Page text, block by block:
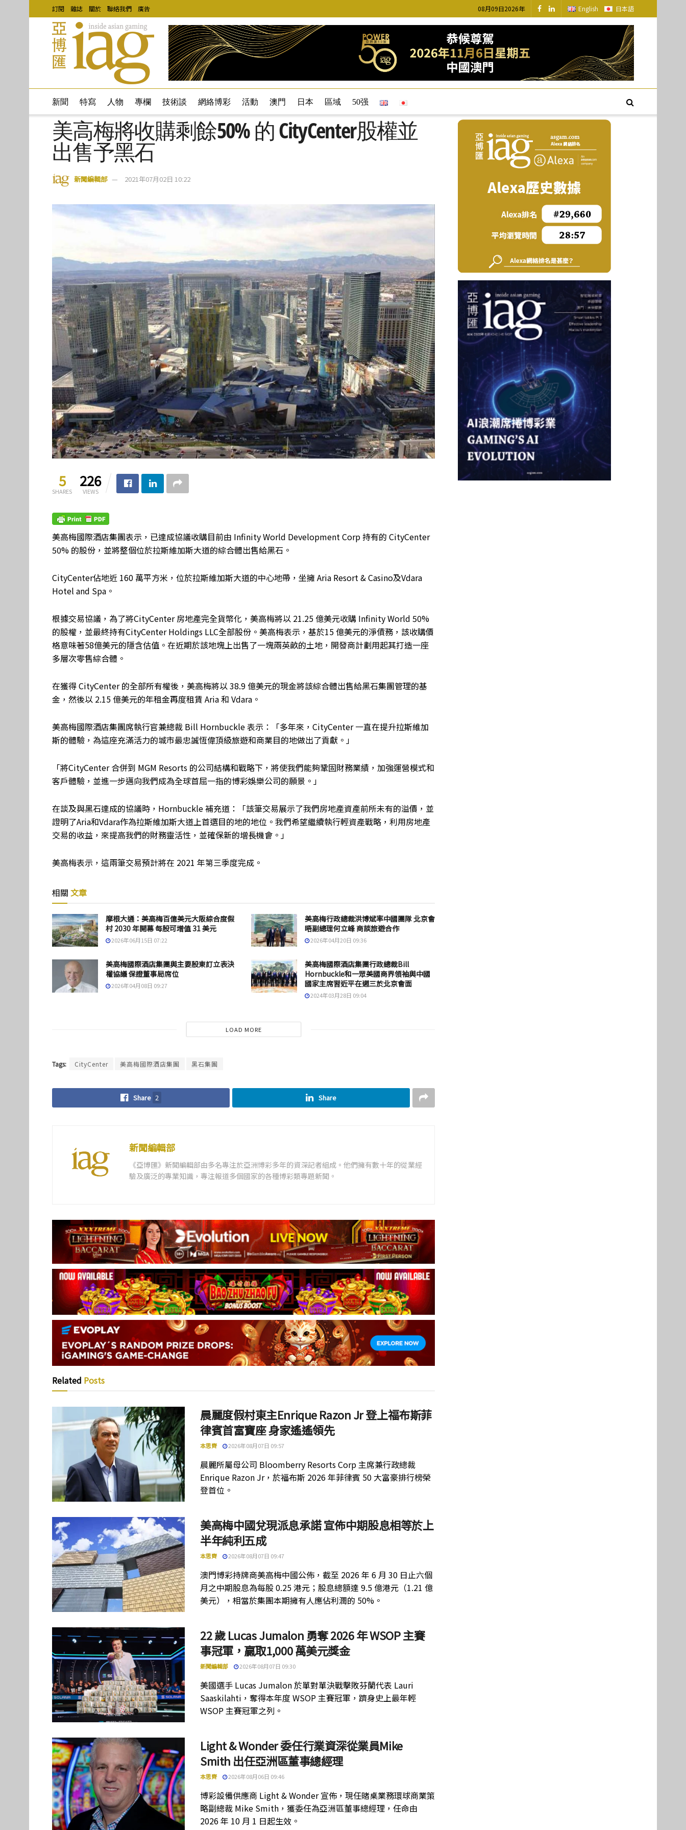
訂閱 雜誌 關於 聯絡我們 廣告 08月09日2026年 English 日本語
新聞 特寫 人物 專欄 技術談 網絡博彩 活動 澳門 日本 區域 50强
美高梅將收購剩餘50% 的 CityCenter股權並
出售予黑石
新聞編輯部 2021年07月02日 10:22
5
SHARES
226
VIEWS
美高梅國際酒店集團表示，已達成協議收購目前由 Infinity World Development Corp 持有的 CityCenter
50% 的股份，並將整個位於拉斯維加斯大道的綜合體出售給黑石。
CityCenter佔地近 160 萬平方米，位於拉斯維加斯大道的中心地帶，坐擁 Aria Resort & Casino及Vdara
Hotel and Spa。
根據交易協議，為了將CityCenter 房地產完全貨幣化，美高梅將以 21.25 億美元收購 Infinity World 50%
的股權，並最終持有CityCenter Holdings LLC全部股份。美高梅表示，基於15 億美元的淨債務，該收購價
格意味著58億美元的隱含估值。在近期於該地塊上出售了一塊兩英畝的土地，開發商計劃用起其打造一座
多層次零售綜合體。
在獲得 CityCenter 的全部所有權後，美高梅將以 38.9 億美元的現金將該綜合體出售給黑石集團管理的基
金，然後以 2.15 億美元的年租金再度租賃 Aria 和 Vdara。
美高梅國際酒店集團席執行官兼總裁 Bill Hornbuckle 表示：「多年來，CityCenter 一直在提升拉斯維加
斯的體驗，為這座充滿活力的城市最忠誠恆偉頂級旅遊和商業目的地做出了貢獻。」
「將CityCenter 合併到 MGM Resorts 的公司結構和戰略下，將使我們能夠鞏固財務業績，加強運營模式和
客戶體驗，並進一步邁向我們成為全球首屈一指的博彩娛樂公司的願景。」
在談及與黑石達成的協議時，Hornbuckle 補充道：「該筆交易展示了我們房地產資產前所未有的溢價，並
證明了Aria和Vdara作為拉斯維加斯大道上首選目的地的地位。我們希望繼續執行輕資產戰略，利用房地產
交易的收益，來提高我們的財務靈活性，並確保新的增長機會。」
美高梅表示，這兩筆交易預計將在 2021 年第三季度完成。
相關 文章
摩根大通：美高梅百億美元大阪綜合度假
村 2030 年開幕 每股可增值 31 美元
2026年06月15日 07:22
美高梅行政總裁洪博斌率中國團隊 北京會
晤副總理何立峰 商談旅遊合作
2026年04月20日 09:36
美高梅國際酒店集團與主要股東訂立表決
權協議 保證董事局席位
2026年04月08日 09:27
美高梅國際酒店集團行政總裁Bill
Hornbuckle和一眾美國商界領袖與中國
國家主席習近平在週三於北京會面
2024年03月28日 09:04
LOAD MORE
Tags: CityCenter 美高梅國際酒店集團 黑石集團
Share 2 Share
新聞編輯部
《亞博匯》新聞編輯部由多名專注於亞洲博彩多年的資深記者組成。他們擁有數十年的從業經
驗及廣泛的專業知識，專注報道多個國家的各種博彩類專題新聞。
Related Posts
晨麗度假村東主Enrique Razon Jr 登上福布斯菲
律賓首富寶座 身家遙遙領先
本思齊 2026年08月07日 09:57
晨麗所屬母公司 Bloomberry Resorts Corp 主席兼行政總裁
Enrique Razon Jr，於福布斯 2026 年菲律賓 50 大富豪排行榜榮
登首位。
美高梅中國兌現派息承諾 宣佈中期股息相等於上
半年純利五成
本思齊 2026年08月07日 09:47
澳門博彩持牌商美高梅中國公佈，截至 2026 年 6 月 30 日止六個
月之中期股息為每股 0.25 港元；股息總額達 9.5 億港元（1.21 億
美元），相當於集團本期擁有人應佔利潤的 50%。
22 歲 Lucas Jumalon 勇奪 2026 年 WSOP 主賽
事冠軍，贏取1,000 萬美元獎金
新聞編輯部 2026年08月07日 09:30
美國選手 Lucas Jumalon 於單對單決戰擊敗芬蘭代表 Lauri
Saaskilahti，奪得本年度 WSOP 主賽冠軍，躋身史上最年輕
WSOP 主賽冠軍之列。
Light & Wonder 委任行業資深從業員Mike
Smith 出任亞洲區董事總經理
本思齊 2026年08月06日 09:46
博彩設備供應商 Light & Wonder 宣佈，現任賭桌業務環球商業策
略副總裁 Mike Smith，獲委任為亞洲區董事總經理，任命由
2026 年 10 月 1 日起生效。